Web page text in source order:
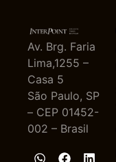
Av. Brg. Faria
Lima,1255 –
Casa 5
São Paulo, SP
– CEP 01452-
002 – Brasil